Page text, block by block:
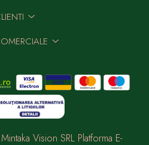
Vision SRL Platforma E-